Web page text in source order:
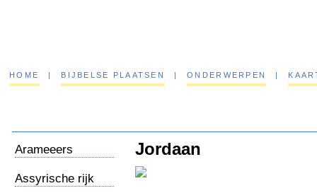
HOME | BIJBELSE PLAATSEN | ONDERWERPEN |
Arameeers
Assyrische rijk
Jordaan